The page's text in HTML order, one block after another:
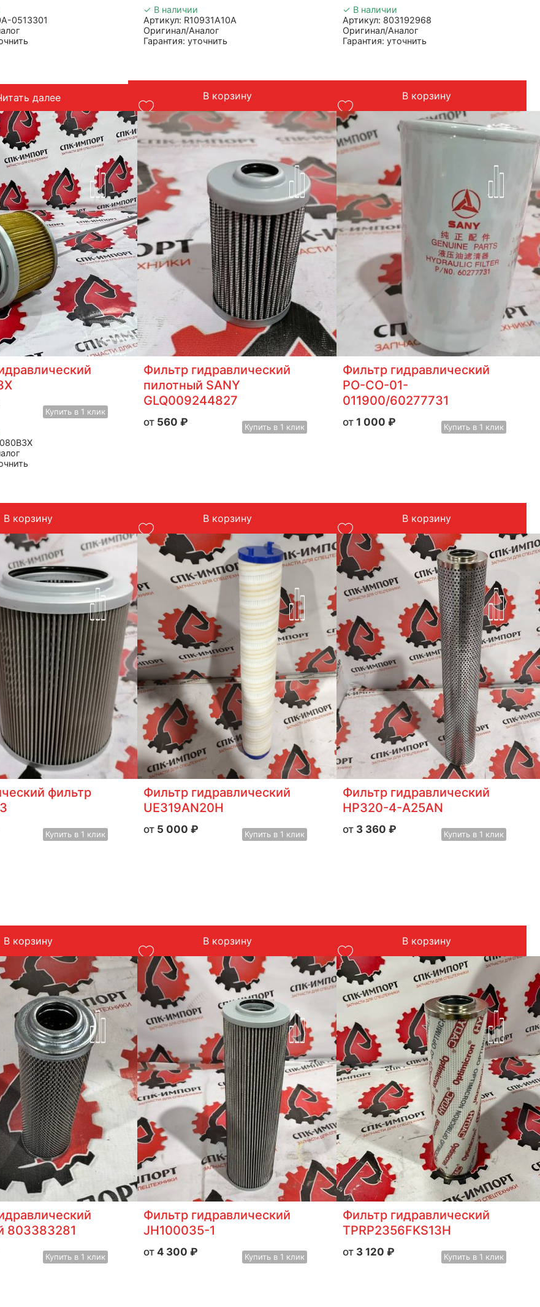
0513301
далее
✓ В наличии
Артикул: R10931A10A
Оригинал/Аналог
Гарантия: уточнить
Вес: 1,5 кг
В корзину
✓ В наличии
Артикул: 803192968
Оригинал/Аналог
Гарантия: уточнить
Вес: до 5 кг
В корзину
Купить в 1 клик
В корзину
Фильтр гидравлический
пилотный SANY
GLQ009244827
560 ₽ Купить в 1 клик
В корзину
Фильтр гидравлический
PO-CO-01-
011900/60277731
1 000 ₽ Купить в 1 клик
В корзину
фильтр
Купить в 1 клик
В корзину
Фильтр гидравлический
UE319AN20H
5 000 ₽ Купить в 1 клик
В корзину
Фильтр гидравлический
НР320-4-А25АN
3 360 ₽ Купить в 1 клик
В корзину
803383281
Купить в 1 клик
Фильтр гидравлический
JH100035-1
4 300 ₽ Купить в 1 клик
Фильтр гидравлический
TPRP2356FKS13H
3 120 ₽ Купить в 1 клик